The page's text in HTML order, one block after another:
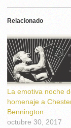
Relacionado
La emotiva noche
homenaje a
Bennington
octubre 30, 2017